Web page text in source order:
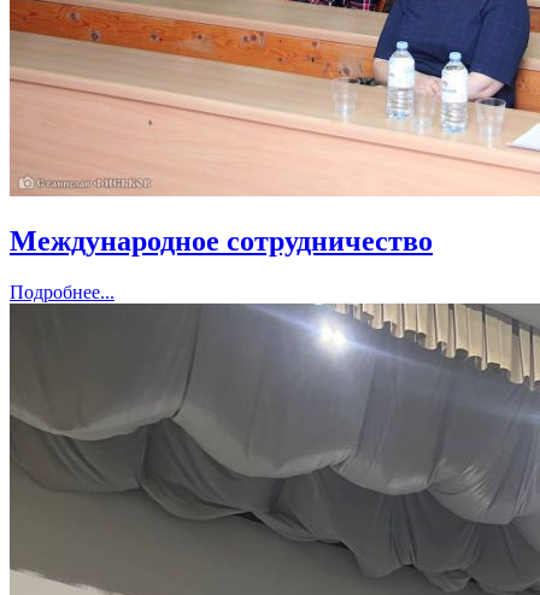
Международное сотрудничество
Подробнее...